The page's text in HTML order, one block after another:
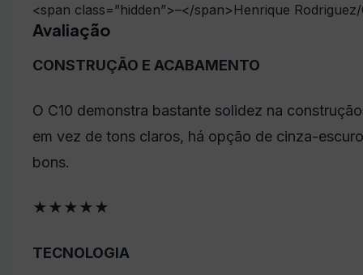
<span class=”hidden”>–</span>Henrique
Avaliação
CONSTRUÇÃO E ACABAMENTO
O C10 demonstra bastante solidez na
em vez de tons claros, há opção de cinza-
bons.
★★★★★
TECNOLOGIA